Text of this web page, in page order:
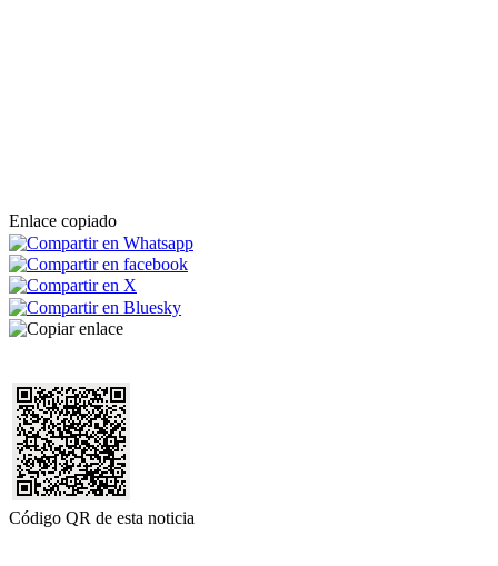
Enlace copiado
Código QR de esta noticia